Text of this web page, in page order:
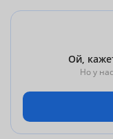
(87152) 50-00-50,
167
Ой,
Но у